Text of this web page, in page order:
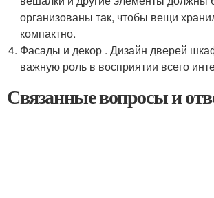
организованы так, чтобы вещи
компактно.
Фасады и декор . Дизайн дверей
важную роль в восприятии всего
Связанные вопросы и